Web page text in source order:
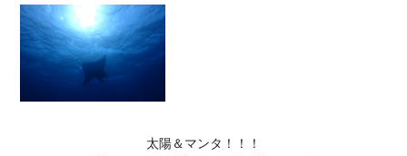
太陽＆マンタ！！！